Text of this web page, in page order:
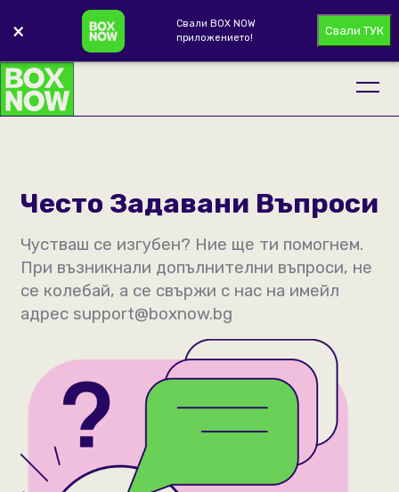
×
Свали BOX NOW
приложението!
Свали ТУК
Често Задавани Въпроси
Чустваш се изгубен? Ние ще ти помогнем.
При възникнали допълнителни въпроси, не
се колебай, а се свържи с нас на имейл
адрес support@boxnow.bg